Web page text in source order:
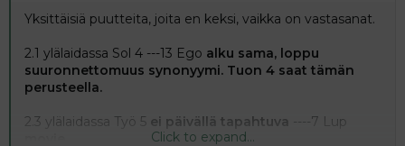
t
a
j
t
Yksittäisiä puutteita, joita en keksi, vaikka on vastasanat.
2.1 ylälaidassa Sol 4 ---13 Ego alku sama, loppu
suuronnettomuus synonyymi. Tuon 4 saat tämän
perusteella.
2.3 ylälaidassa Työ 5 ei päivällä tapahtuva ----7 Lup
Click to expand...